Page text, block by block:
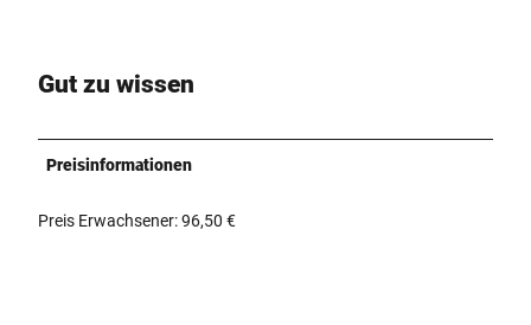
Gut zu wissen
Preisinformationen
Preis Erwachsener: 96,50 €